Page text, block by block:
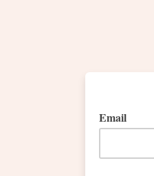
Email